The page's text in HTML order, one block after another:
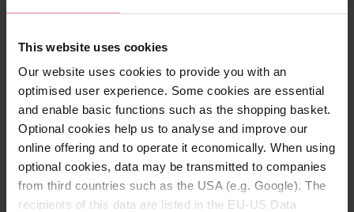
This website uses cookies
Our website uses cookies to provide you with an
optimised user experience. Some cookies are essential
and enable basic functions such as the shopping basket.
Optional cookies help us to analyse and improve our
online offering and to operate it economically. When using
optional cookies, data may be transmitted to companies
from third countries such as the USA (e.g. Google). The
recipients of this data are listed in the EU-US Data
Kiállításokra és termékbemutatókra
irodákban, recepciós és ügyfélterekben
Műszaki részletek
Anyag: Karton